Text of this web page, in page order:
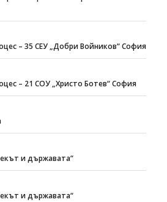
– 35 СЕУ „Добри Войников“ София
– 21 СОУ „Христо Ботев“ София
и държавата“
и държавата“